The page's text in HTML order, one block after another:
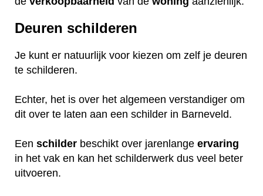
Deuren schilderen
Je kunt er natuurlijk voor kiezen om zelf je deuren
te schilderen.
Echter, het is over het algemeen verstandiger om
dit over te laten aan een schilder in Barneveld.
Een schilder beschikt over jarenlange ervaring
in het vak en kan het schilderwerk dus veel beter
uitvoeren.